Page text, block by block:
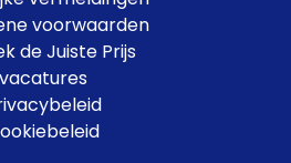
voorwaarden
de Juiste Prijs
vacatures